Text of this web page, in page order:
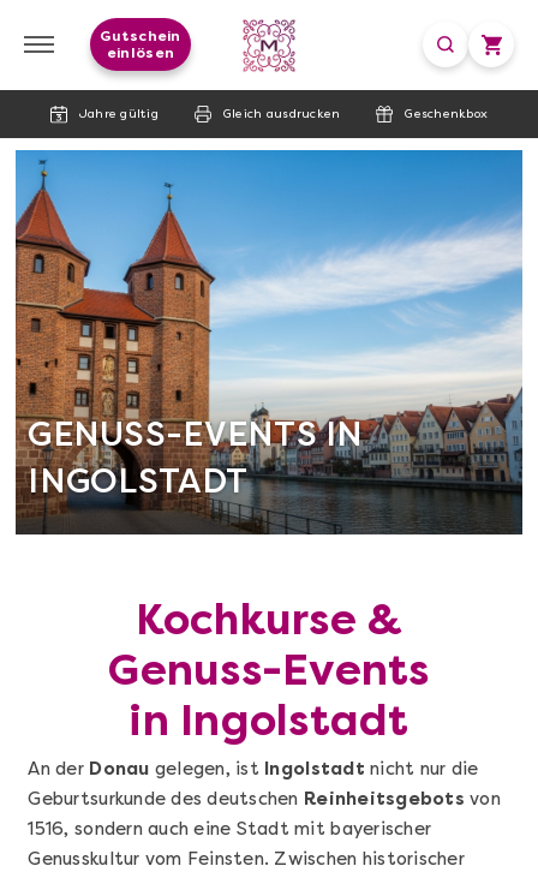
Jahre gültig Gleich ausdrucken Geschenkbox
Gutschein
einlösen
GENUSS-EVENTS IN
INGOLSTADT
Kochkurse &
Genuss-Events
in Ingolstadt
An der Donau gelegen, ist Ingolstadt nicht nur die
Geburtsurkunde des deutschen Reinheitsgebots von
1516, sondern auch eine Stadt mit bayerischer
Genusskultur vom Feinsten. Zwischen historischer